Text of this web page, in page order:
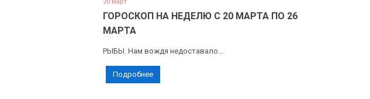
20 март
ГОРОСКОП НА НЕДЕЛЮ С 20 МАРТА ПО 26
МАРТА
РЫБЫ. Нам вождя недоставало...
Подробнее